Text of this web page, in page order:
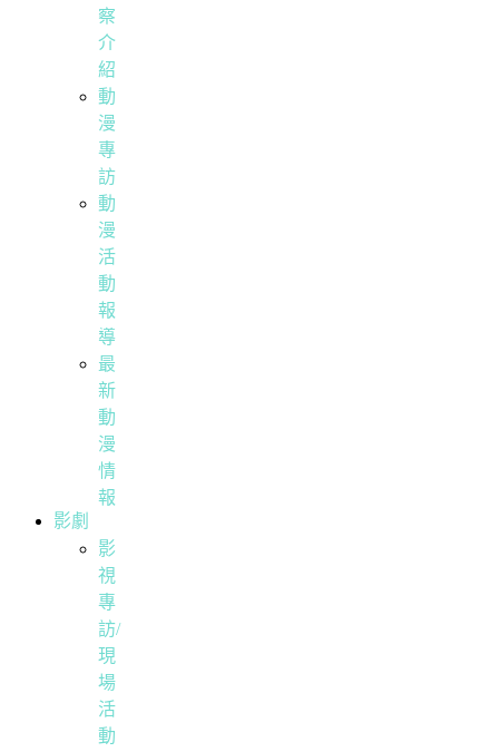
察
介
紹
動
漫
專
訪
動
漫
活
動
報
導
最
新
動
漫
情
報
影劇
影
視
專
訪/
現
場
活
動